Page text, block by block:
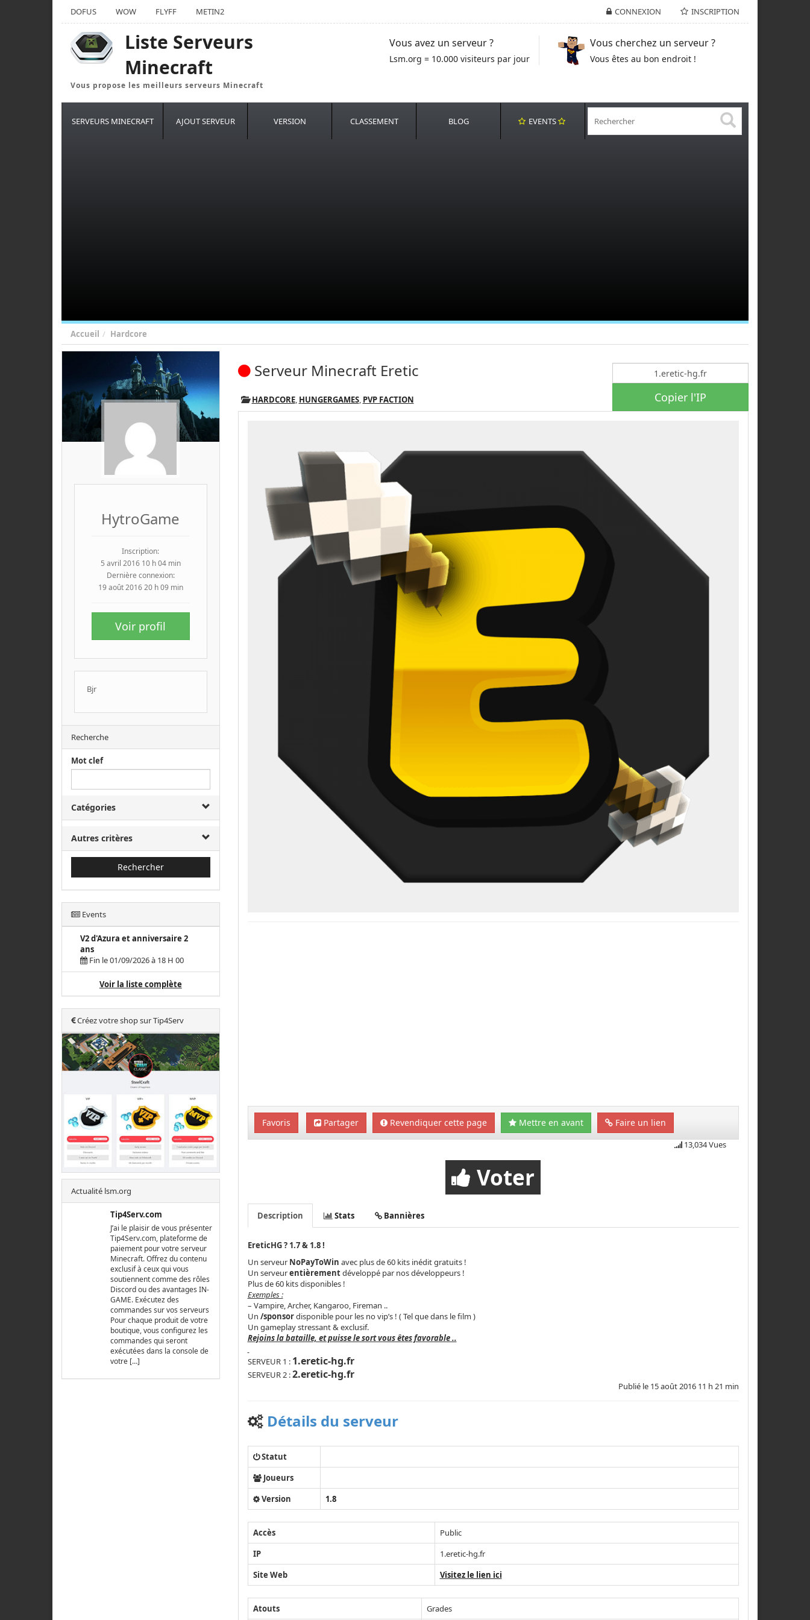
CONNEXION INSCRIPTION
DOFUS WOW FLYFF METIN2
Liste Serveurs
Minecraft
Vous propose les meilleurs serveurs Minecraft
Vous avez un serveur ?
Lsm.org = 10.000 visiteurs par jour
Vous cherchez un serveur ?
Vous êtes au bon endroit !
SERVEURS MINECRAFT AJOUT SERVEUR VERSION CLASSEMENT BLOG EVENTS
Accueil Hardcore
HytroGame
Inscription:
5 avril 2016 10 h 04 min
Dernière connexion:
19 août 2016 20 h 09 min
Voir profil
Bjr
Recherche
Mot clef
Catégories
Autres critères
Rechercher
Events
V2 d'Azura et anniversaire 2
ans
Fin le 01/09/2026 à 18 H 00
Voir la liste complète
Créez votre shop sur Tip4Serv
Actualité lsm.org
Tip4Serv.com
J’ai le plaisir de vous présenter
Tip4Serv.com, plateforme de
paiement pour votre serveur
Minecraft. Offrez du contenu
exclusif à ceux qui vous
soutiennent comme des rôles
Discord ou des avantages IN-
GAME. Exécutez des
commandes sur vos serveurs
Pour chaque produit de votre
boutique, vous configurez les
commandes qui seront
exécutées dans la console de
votre […]
Copier l'IP
Serveur Minecraft Eretic
HARDCORE, HUNGERGAMES, PVP FACTION
Favoris Partager Revendiquer cette page Mettre en avant Faire un lien
13,034 Vues
Voter
Description Stats Bannières
EreticHG ? 1.7 & 1.8 !
Un serveur NoPayToWin avec plus de 60 kits inédit gratuits !
Un serveurentièrementdéveloppé par nos développeurs !
Plus de 60 kits disponibles !
Exemples :
– Vampire, Archer, Kangaroo, Fireman ..
Un /sponsordisponible pour les no vip’s ! ( Tel que dans le film )
Un gameplay stressant & exclusif.
Rejoins la bataille, et puisse le sort vous êtes favorable ..
SERVEUR 1 : 1.eretic-hg.fr
SERVEUR 2 :2.eretic-hg.fr
Publié le 15 août 2016 11 h 21 min
Détails du serveur
Statut
Joueurs
Version
1.8
Accès
Public
IP
1.eretic-hg.fr
Site Web
Visitez le lien ici
Atouts Grades